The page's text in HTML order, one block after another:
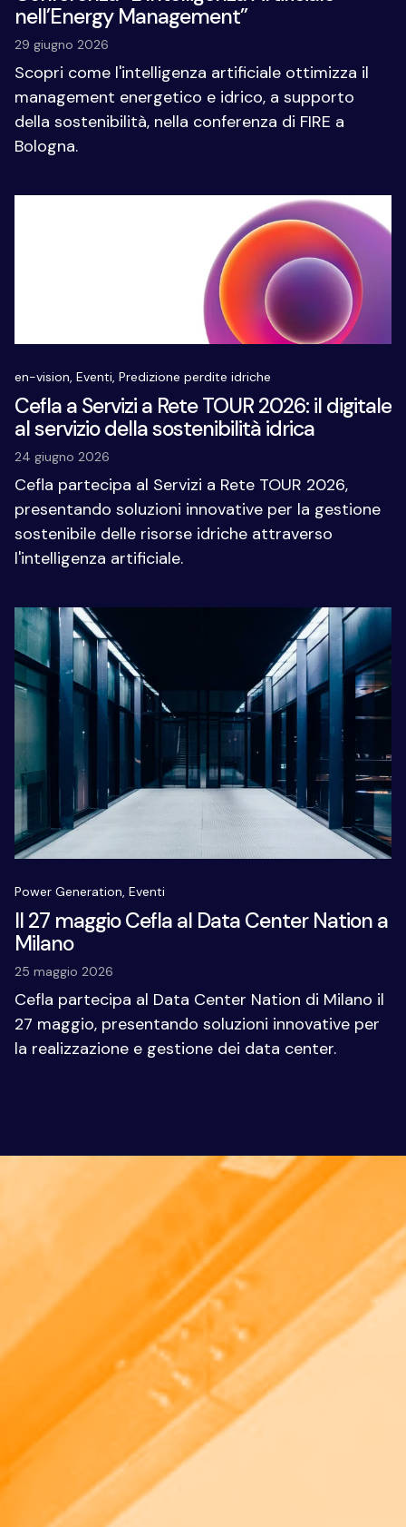
nell’Energy Management”
29 giugno 2026
Scopri come l'intelligenza artificiale ottimizza il
management energetico e idrico, a supporto
della sostenibilità, nella conferenza di FIRE a
Bologna.
en-vision, Eventi, Predizione perdite idriche
Cefla a Servizi a Rete TOUR 2026: il digitale
al servizio della sostenibilità idrica
24 giugno 2026
Cefla partecipa al Servizi a Rete TOUR 2026,
presentando soluzioni innovative per la gestione
sostenibile delle risorse idriche attraverso
l'intelligenza artificiale.
Power Generation, Eventi
Il 27 maggio Cefla al Data Center Nation a
Milano
25 maggio 2026
Cefla partecipa al Data Center Nation di Milano il
27 maggio, presentando soluzioni innovative per
la realizzazione e gestione dei data center.